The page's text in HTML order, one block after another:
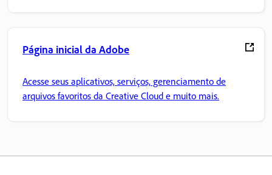
Página inicial da Adobe
Acesse seus aplicativos, serviços, gerenciamento de
arquivos favoritos da Creative Cloud e muito mais.